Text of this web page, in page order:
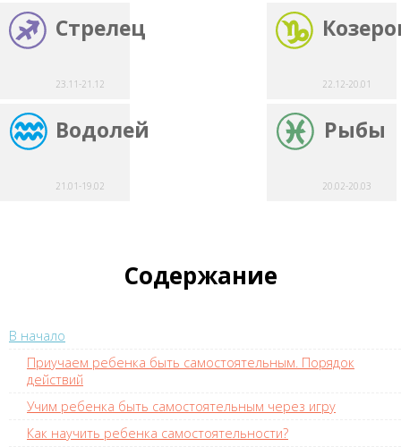
Стрелец
23.11-21.12 22.12-20.01
Водолей
21.01-19.02
Рыбы
20.02-20.03
Содержание
В начало
Приучаем ребенка быть самостоятельным. Порядок
действий
Учим ребенка быть самостоятельным через игру
Как научить ребенка самостоятельности?